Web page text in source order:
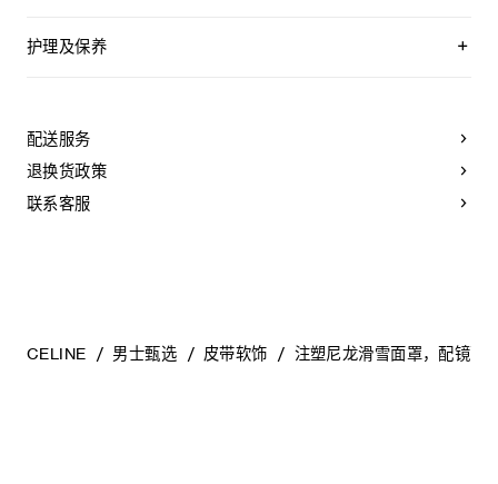
护理及保养
-请使用湿布和温和肥皂水清洁太阳眼镜，然后以干净柔软的布
擦干。
- 请勿使用溶剂（例如酒精、丙酮等）或刺激性清洁剂，以免损
害产品。
- 将太阳眼镜放置于眼镜盒内，并保存于-10°C至+35°C的干爽
配送服务
退换货政策
联系客服
CELINE 男士甄选 皮带软饰 注塑尼龙滑雪面罩，配镜面